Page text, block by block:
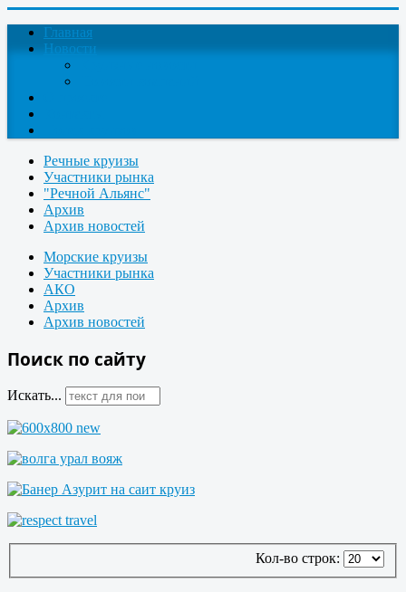
Главная
Новости
Речные круизы
Участники рынка
"Речной Альянс"
Архив
Архив новостей
Морские круизы
Участники рынка
АКО
Архив
Архив новостей
Поиск по сайту
Искать...
Кол-во строк: